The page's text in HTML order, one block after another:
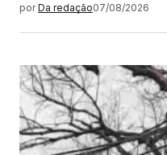
por Da redação07/08/2026